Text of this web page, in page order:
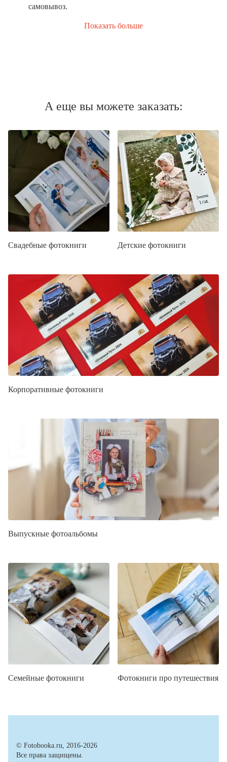
самовывоз.
Показать больше
А еще вы можете заказать:
Свадебные фотокниги Детские фотокниги
Корпоративные фотокниги
Выпускные фотоальбомы
Семейные фотокниги Фотокниги про путешествия
© Fotobooka.ru, 2016-2026
Все права защищены.